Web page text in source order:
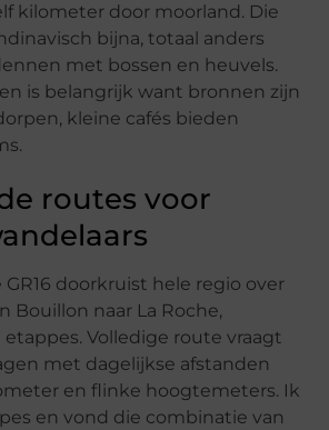
kilometer door moorland. Die
bijna, totaal anders
met bossen en heuvels.
is belangrijk want bronnen zijn
kleine cafés bieden
routes voor
GR16 doorkruist hele regio over
Bouillon naar La Roche,
Volledige route vraagt
met dagelijkse afstanden
en flinke hoogtemeters. Ik
en vond die combinatie van